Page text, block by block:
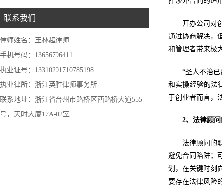
联系我们
律师姓名：王林超律师
手机号码：13656796411
执业证号：13310201710785198
执业律所：浙江英胜律师事务所
联系地址：浙江省台州市路桥区西路桥大道555
号，天时大厦17A-02室
开办公司对
通过协商解决，
和管理者带来极
“圣人不治
和实操经验的法
于创业者而言，
2、法律顾
法律顾问的
避免合同陷阱；
划，在关键时刻
要存在法律风险